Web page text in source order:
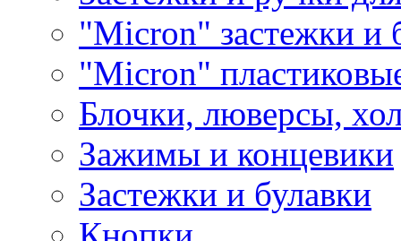
"Micron" застежки и
"Micron"
Блочки, люверсы,
Зажимы и концевики
Застежки и булавки